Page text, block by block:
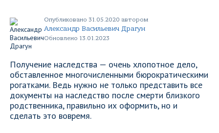
Опубликовано 31.05.2020 автором
Александр Васильевич Драгун
Обновлено 13.01.2023
Получение наследства — очень хлопотное дело,
обставленное многочисленными бюрократическими
рогатками. Ведь нужно не только представить все
документы на наследство после смерти близкого
родственника, правильно их оформить, но и
сделать это вовремя.